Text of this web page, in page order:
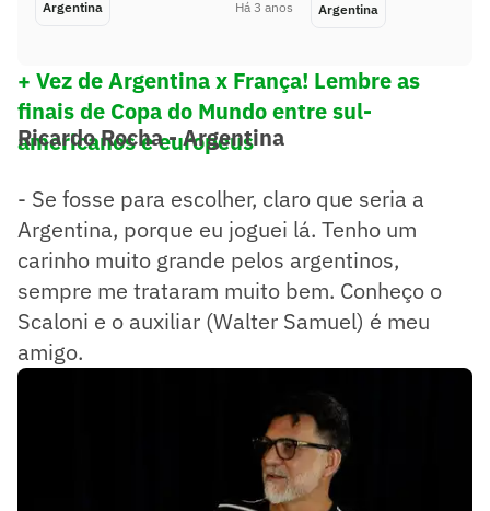
Argentina Há 3 anos Argentina
+ Vez de Argentina x França! Lembre as
finais de Copa do Mundo entre sul-
americanos e europeus
Ricardo Rocha - Argentina
- Se fosse para escolher, claro que seria a
Argentina, porque eu joguei lá. Tenho um
carinho muito grande pelos argentinos,
sempre me trataram muito bem. Conheço o
Scaloni e o auxiliar (Walter Samuel) é meu
amigo.